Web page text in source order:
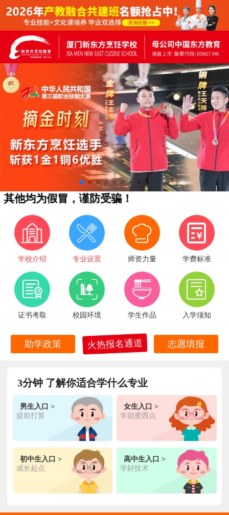
均为假冒，谨防受骗！
学校介绍 专业设置 师资力量 学费标准
证书考取 校园环境 学生作品 入学须知
助学政策 火热报名通道 志愿填报
3分钟 了解你适合学什么专业
男生入口 >
提前打算
女生入口 >
学甜蜜西点
初中生入口 >
成长起点
高中生入口 >
学好技术
王** 金典总厨专业 福建厦门 6小时前 在线报名
金鼎大厨专业 在线报名
陈** 时尚西点专业 福建泉州 3天前 在线报名
金领大厨专业 福建厦门 在线报名